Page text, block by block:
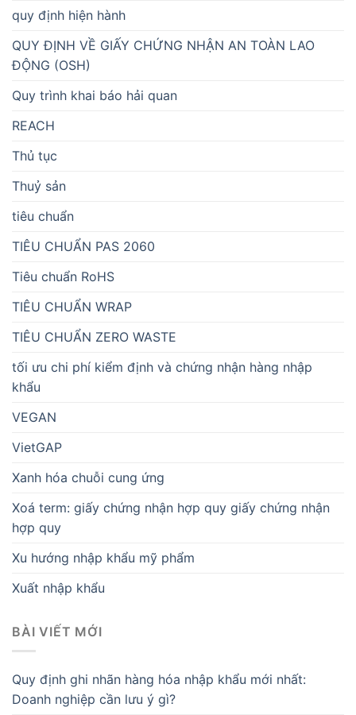
quy định hiện hành
QUY ĐỊNH VỀ GIẤY CHỨNG NHẬN AN TOÀN LAO
ĐỘNG (OSH)
Quy trình khai báo hải quan
REACH
Thủ tục
Thuỷ sản
tiêu chuẩn
TIÊU CHUẨN PAS 2060
Tiêu chuẩn RoHS
TIÊU CHUẨN WRAP
TIÊU CHUẨN ZERO WASTE
tối ưu chi phí kiểm định và chứng nhận hàng nhập
khẩu
VEGAN
VietGAP
Xanh hóa chuỗi cung ứng
Xoá term: giấy chứng nhận hợp quy giấy chứng nhận
hợp quy
Xu hướng nhập khẩu mỹ phẩm
Xuất nhập khẩu
BÀI VIẾT MỚI
Quy định ghi nhãn hàng hóa nhập khẩu mới nhất:
Doanh nghiệp cần lưu ý gì?